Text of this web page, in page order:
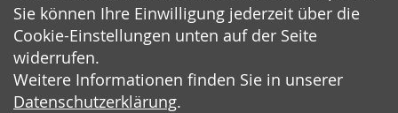
Sie können Ihre Einwilligung jederzeit über die
Cookie-Einstellungen unten auf der Seite
widerrufen.
Weitere Informationen finden Sie in unserer
Datenschutzerklärung.